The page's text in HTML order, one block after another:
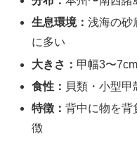
生息環境：浅海の砂
に多い
大きさ： 甲幅3〜
食性： 貝類・小型
特徴：背中に物を背
徴